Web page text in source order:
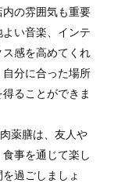
の雰囲気も重要
い音楽、インテ
感を高めてくれ
分に合った場所
ることができま
薬膳は、友人や
事を通じて楽し
過ごしましょ